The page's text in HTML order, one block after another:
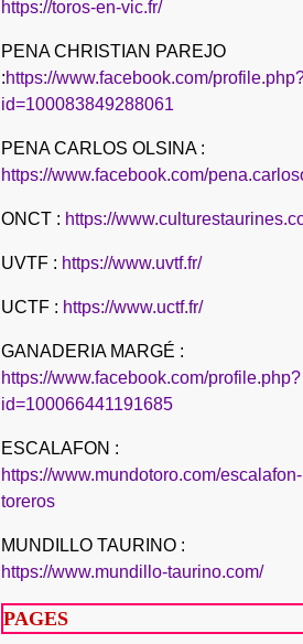
https://toros-en-vic.fr/
PENA CHRISTIAN PAREJO
:https://www.facebook.com/
id=100083849288061
PENA CARLOS OLSINA :
https://www.facebook.com/
ONCT : https://
UVTF : https://www.uvtf.fr/
UCTF : https://www.uctf.fr/
GANADERIA MARGÉ :
https://www.facebook.com/profile.php?
id=100066441191685
ESCALAFON :
https://www.mundotoro.com/escalafon-
toreros
MUNDILLO TAURINO :
https://www.mundillo-taurino.com/
PAGES